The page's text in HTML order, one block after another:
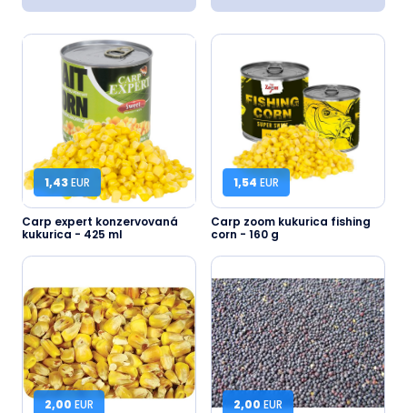
1,43EUR
Carp expert konzervovaná
kukurica - 425 ml
1,54 EUR
Carp zoom kukurica fishing
corn - 160 g
2,00 EUR 2,00 EUR